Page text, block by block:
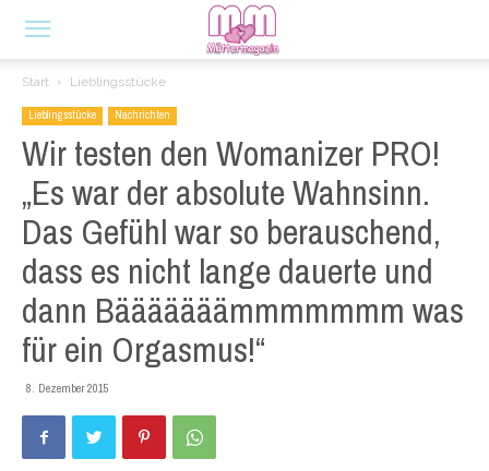
Start Lieblingsstücke
Lieblingsstücke Nachrichten
Wir testen den Womanizer PRO!
„Es war der absolute Wahnsinn.
Das Gefühl war so berauschend,
dass es nicht lange dauerte und
dann Bääääääämmmmmmm was
für ein Orgasmus!“
8. Dezember 2015